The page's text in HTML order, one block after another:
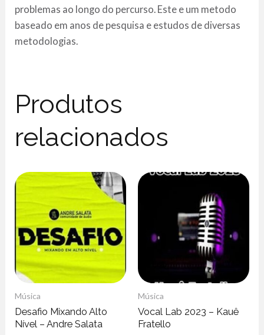
problemas ao longo do percurso. Este e um metodo
baseado em anos de pesquisa e estudos de diversas
metodologias.
Produtos
relacionados
Música
Desafio Mixando Alto
Nível – Andre Salata
Música
Vocal Lab 2023 – Kauê
Fratello